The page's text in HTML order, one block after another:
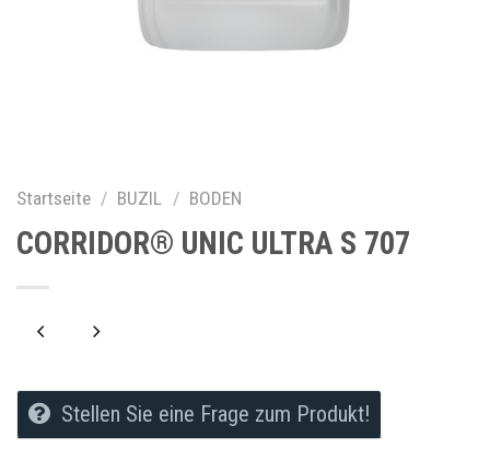
Startseite / BUZIL / BODEN
CORRIDOR® UNIC ULTRA S 707
Stellen Sie eine Frage zum Produkt!